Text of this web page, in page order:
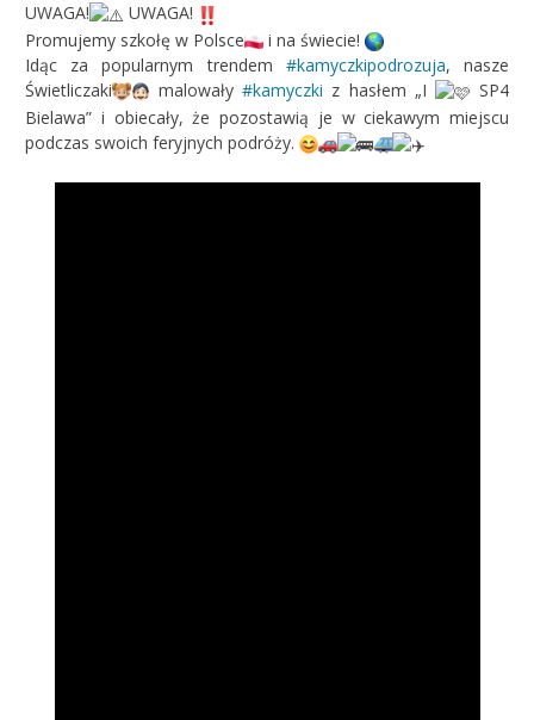
UWAGA!
UWAGA!
Promujemy szkołę w Polsce
i na świecie!
Idąc za popularnym trendem #kamyczkipodrozuja, nasze
Świetliczaki
malowały#kamyczki z hasłem „I
SP4
Bielawa” i obiecały, że pozostawią je w ciekawym miejscu
podczas swoich feryjnych podróży.